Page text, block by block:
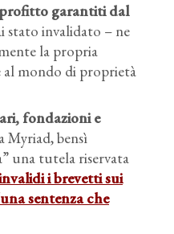
profitto garantiti dal
stato invalidato – ne
la propria
al mondo di proprietà
fondazioni e
Myriad, bensì
una tutela riservata
i brevetti sui
sentenza che